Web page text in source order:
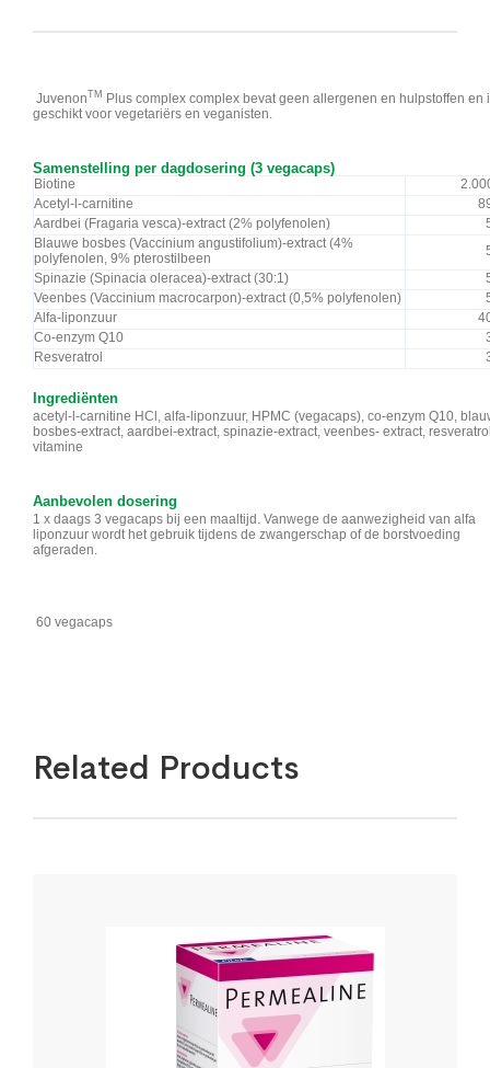
JuvenonTM Plus complex complex bevat geen allergenen en hulpstoffen en
geschikt voor vegetariërs en veganisten.
Samenstelling per dagdosering (3 vegacaps)
Biotine
Acetyl-l-carnitine
Aardbei (Fragaria vesca)-extract (2% polyfenolen)
Blauwe bosbes (Vaccinium angustifolium)-extract (4%
polyfenolen, 9% pterostilbeen
Spinazie (Spinacia oleracea)-extract (30:1)
Veenbes (Vaccinium macrocarpon)-extract (0,5% polyfenolen)
Alfa-liponzuur
Co-enzym Q10
Resveratrol
Ingrediënten
acetyl-l-carnitine HCl, alfa-liponzuur, HPMC (vegacaps), co-enzym Q10,
bosbes-extract, aardbei-extract, spinazie-extract, veenbes- extract,
vitamine
Aanbevolen dosering
1 x daags 3 vegacaps bij een maaltijd. Vanwege de aanwezigheid van alfa
liponzuur wordt het gebruik tijdens de zwangerschap of de borstvoeding
afgeraden.
60 vegacaps
Related Products